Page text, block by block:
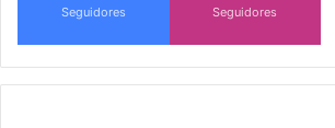
Seguidores Seguidores